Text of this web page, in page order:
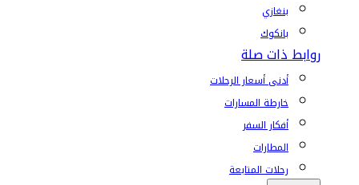
بنغازي
بانكوك
روابط ذات صلة
أدنى أسعار الرحلات
خارطة المسارات
أفكار السفر
المطارات
رحلات المتابعة